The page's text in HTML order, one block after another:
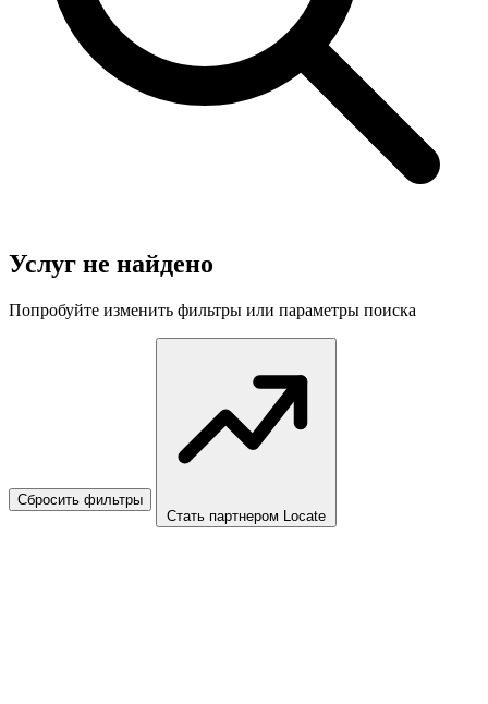
Услуг не найдено
Попробуйте изменить фильтры или параметры поиска
Сбросить фильтры
Стать партнером Locate